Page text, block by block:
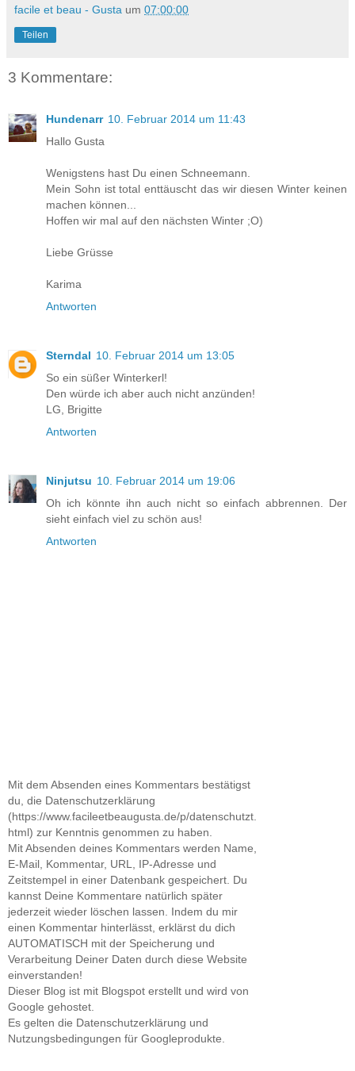
facile et beau - Gusta um 07:00:00
Teilen
3 Kommentare:
Hundenarr 10. Februar 2014 um 11:43
Hallo Gusta
Wenigstens hast Du einen Schneemann.
Mein Sohn ist total enttäuscht das wir diesen Winter keinen
machen können...
Hoffen wir mal auf den nächsten Winter ;O)
Liebe Grüsse
Karima
Antworten
Sterndal 10. Februar 2014 um 13:05
So ein süßer Winterkerl!
Den würde ich aber auch nicht anzünden!
LG, Brigitte
Antworten
Ninjutsu 10. Februar 2014 um 19:06
Oh ich könnte ihn auch nicht so einfach abbrennen. Der
sieht einfach viel zu schön aus!
Antworten
Mit dem Absenden eines Kommentars bestätigst
du, die Datenschutzerklärung
(https://www.facileetbeaugusta.de/p/datenschutzt.
html) zur Kenntnis genommen zu haben.
Mit Absenden deines Kommentars werden Name,
E-Mail, Kommentar, URL, IP-Adresse und
Zeitstempel in einer Datenbank gespeichert. Du
kannst Deine Kommentare natürlich später
jederzeit wieder löschen lassen. Indem du mir
einen Kommentar hinterlässt, erklärst du dich
AUTOMATISCH mit der Speicherung und
Verarbeitung Deiner Daten durch diese Website
einverstanden!
Dieser Blog ist mit Blogspot erstellt und wird von
Google gehostet.
Es gelten die Datenschutzerklärung und
Nutzungsbedingungen für Googleprodukte.